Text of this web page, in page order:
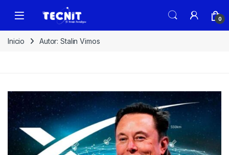
0
Inicio Autor: Stalin Vimos